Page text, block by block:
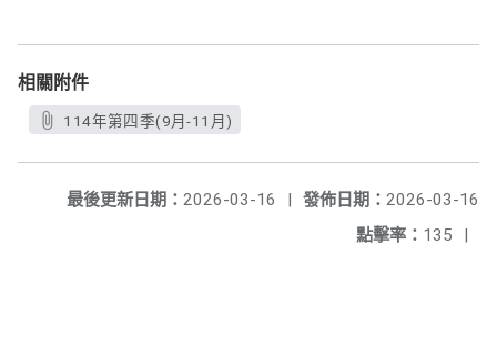
相關附件
114年第四季(9月-11月)
發佈日期： 2026-03-16
最後更新日期： 2026-03-16
|
點擊率： 135 |